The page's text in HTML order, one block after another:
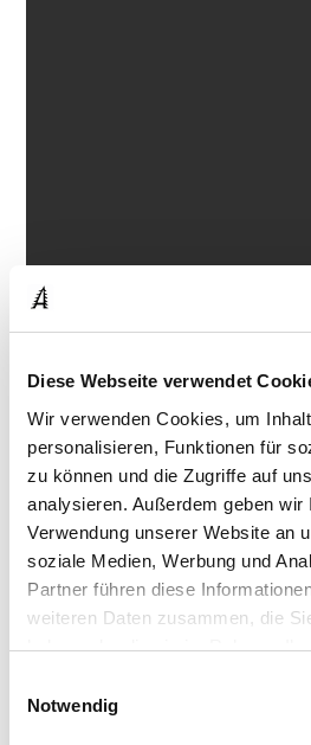
Diese Webseite verwendet
Wir verwenden Cookies, um
personalisieren, Funktionen für
zu können und die Zugriffe auf
analysieren. Außerdem geben
Verwendung unserer Website an
soziale Medien, Werbung und
Partner führen diese
weiteren Daten zusammen, die
haben oder die sie im Rahmen
Notwendig